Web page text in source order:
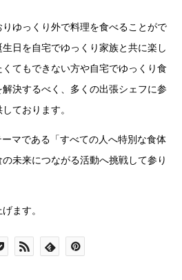
ゆっくり外で料理を食べることがで
日を自宅でゆっくり家族と共に楽し
てもできない方や自宅でゆっくり食
決するべく、多くの出張シェフに参
ております。
マである「すべての人へ特別な食体
未来につながる活動へ挑戦して参り
ます。